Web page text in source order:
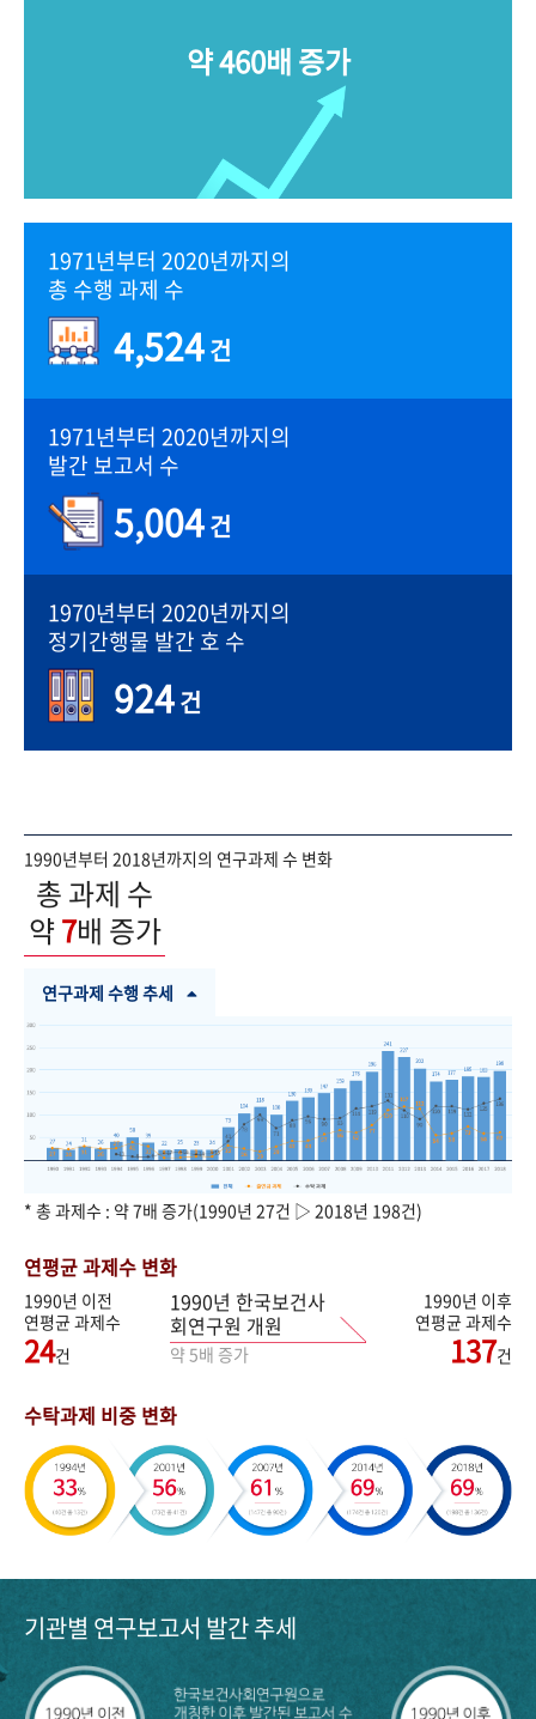
약 460배 증가
1971년부터 2020년까지의
총 수행 과제 수
4,524건
1971년부터 2020년까지의
발간 보고서 수
5,004건
1970년부터 2020년까지의
정기간행물 발간 호 수
924건
1990년부터 2018년까지의 연구과제 수 변화
총 과제 수
약7배 증가
연구과제 수행 추세
* 총 과제수 : 약 7배 증가(1990년 27건 ▷ 2018년 198건)
연평균 과제수 변화
1990년 이전
연평균 과제수
24건
1990년 한국보건사
회연구원 개원
약 5배 증가
1990년 이후
연평균 과제수
137건
수탁과제 비중 변화
기관별 연구보고서 발간 추세